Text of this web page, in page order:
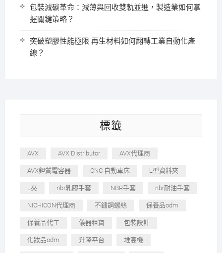
包裝減碳革命：減薄與回收雙軌並進，製造業如何掌
握關鍵策略？
突破塑膠性能極限 再生材料如何翻轉工業自動化產
線？
標籤
AVX AVX Distributor AVX代理商
AVX鉭質電容器 CNC 自動車床 L型資料夾
L夾 nbr乳膠手套 NBR手套 nbr耐油手套
NICHICON代理商 不鏽鋼螺絲 保養品odm
保養品代工 儀器租賃 包裝設計
化妝品odm 升降平台 堆高機